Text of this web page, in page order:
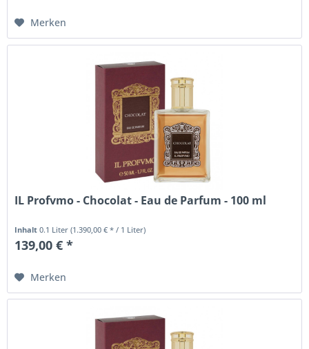
Merken
IL Profvmo - Chocolat - Eau de Parfum - 100 ml
Inhalt0.1 Liter(1.390,00 € * / 1 Liter)
139,00 € *
Merken